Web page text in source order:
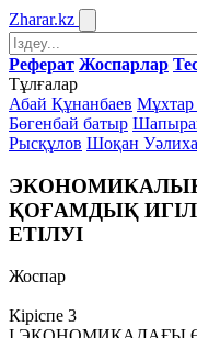
Zharar.kz
Реферат Жоспарлар
Тұлғалар
Абай Құнанбаев Мұхтар
Бөгенбай батыр
Рысқұлов Шоқан
ҚОҒАМДЫҚ
ЕТIЛУI
Жоспар
Кіріспе 3